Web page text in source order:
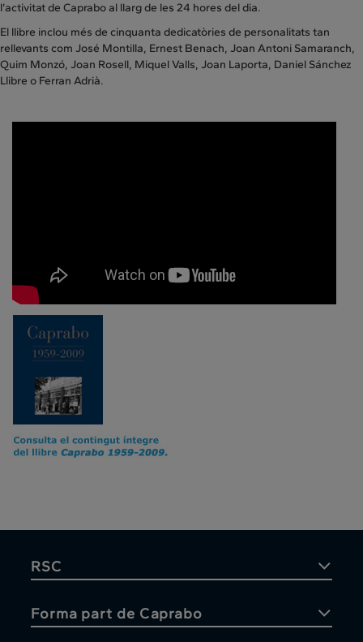
l’activitat de Caprabo al llarg de les 24 hores del dia.
El llibre inclou més de cinquanta dedicatòries de personalitats tan
rellevants com José Montilla, Ernest Benach, Joan Antoni Samaranch,
Quim Monzó, Joan Rosell, Miquel Valls, Joan Laporta, Daniel Sánchez
Llibre o Ferran Adrià.
RSC
Forma part de Caprabo